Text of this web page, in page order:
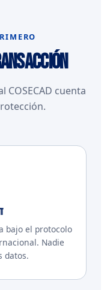
COSECAD cuenta
bajo el protocolo
Nadie
datos.